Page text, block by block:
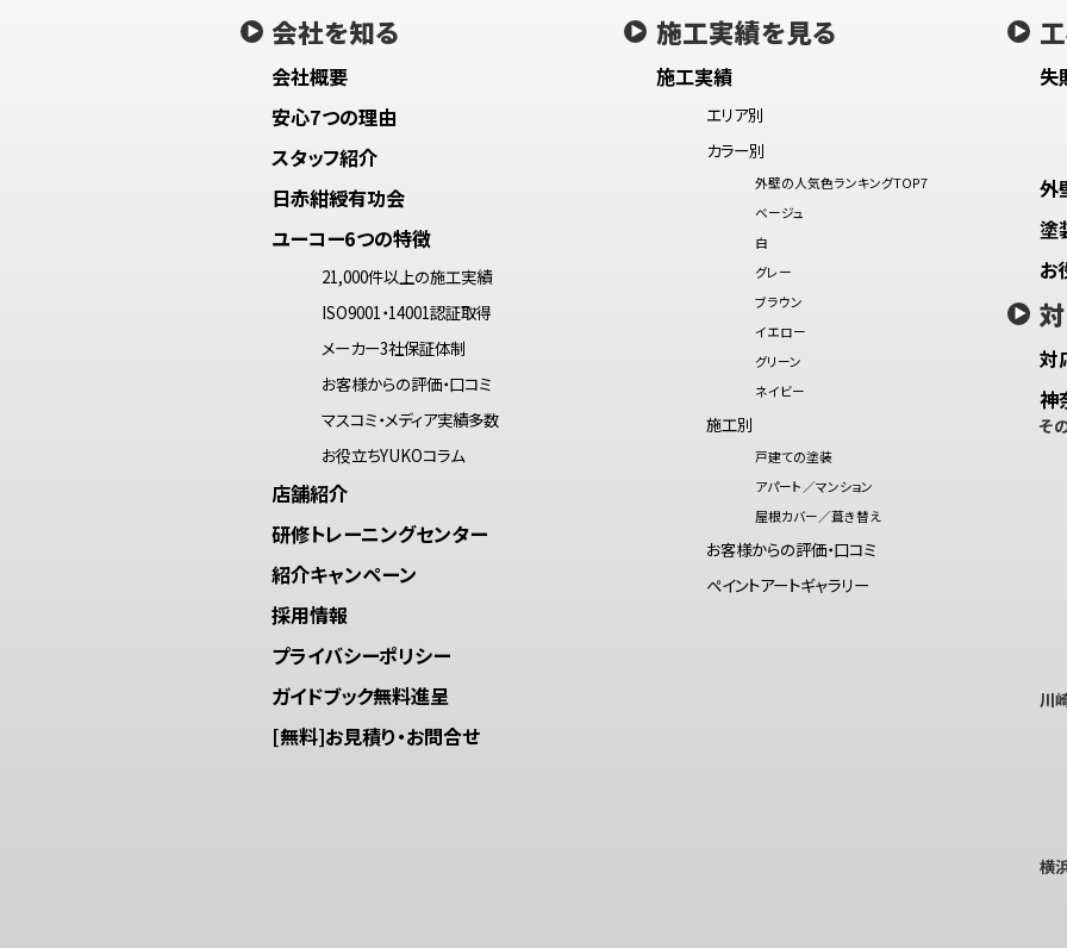
会社を知る
会社概要
安心7つの理由
スタッフ紹介
日赤紺綬有功会
ユーコー6つの特徴
21,000件以上の施工実績
ISO9001・14001認証取得
メーカー3社保証体制
お客様からの評価・口コミ
マスコミ・メディア実績多数
お役立ちYUKOコラム
店舗紹介
研修トレーニングセンター
紹介キャンペーン
採用情報
プライバシーポリシー
ガイドブック無料進呈
[無料]お見積り・お問合せ
施工実績を見る
施工実績
エリア別
カラー別
外壁の人気色ランキングTOP7
ベージュ
白
グレー
ブラウン
イエロー
グリーン
ネイビー
施工別
戸建ての塗装
アパート／マンション
屋根カバー／葺き替え
お客様からの評価・口コミ
ペイントアートギャラリー
失
外
塗
お
対
神
そ
川
横